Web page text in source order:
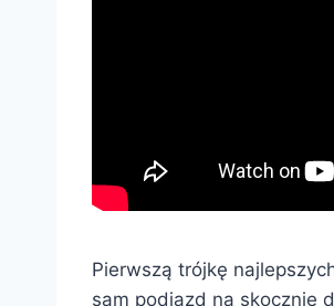
Pierwszą trójkę
sam podjazd na skocznie